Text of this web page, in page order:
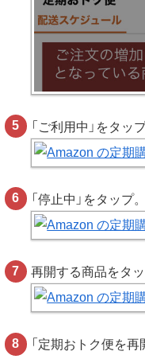
「ご利用中」をタップ
「停止中」をタップ。
再開する商品をタッ
「定期おトク便を